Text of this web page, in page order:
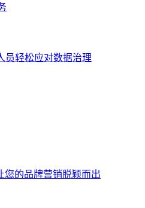
员轻松应对数据治理
您的品牌营销脱颖而出